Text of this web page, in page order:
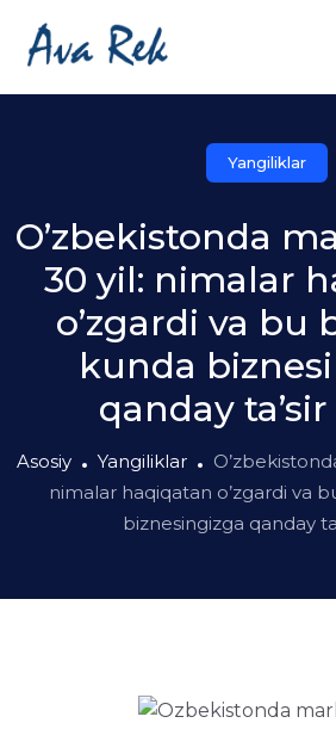
Yangiliklar
O’zbekistonda
30 yil: nimalar
o’zgardi va bu
kunda
qanday
Asosiy Yangiliklar
nimalar haqiqatan o’zgardi va
biznesingizga qanday